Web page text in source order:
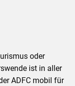
oder
ist in aller
ADFC mobil für